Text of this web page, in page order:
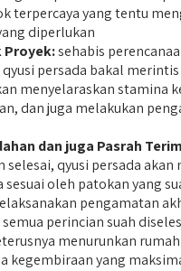
terpercaya yang tentu
diperlukan
Proyek:sehabis
qyusi persada bakal
menyelaraskan stamina
dan juga melakukan
dan juga Pasrah
selesai, qyusi persada akan
sesuai oleh patokan yang
pengamatan
perincian suah
menurunkan
kegembiraan yang